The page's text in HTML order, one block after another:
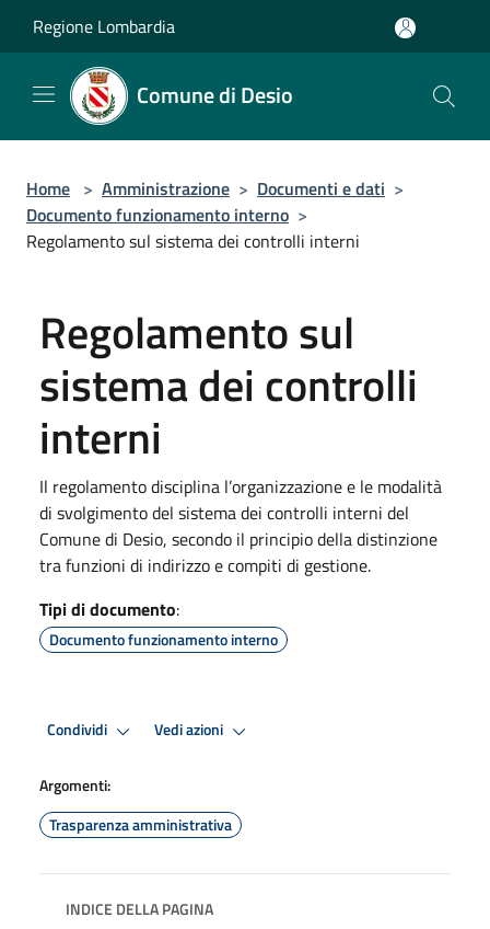
Regione Lombardia
Comune di Desio
Home > Amministrazione > Documenti e dati >
Documento funzionamento interno >
Regolamento sul sistema dei controlli interni
Regolamento sul
sistema dei controlli
interni
Il regolamento disciplina l’organizzazione e le modalità
di svolgimento del sistema dei controlli interni del
Comune di Desio, secondo il principio della distinzione
tra funzioni di indirizzo e compiti di gestione.
Tipi di documento:
Documento funzionamento interno
Condividi Vedi azioni
Argomenti:
Trasparenza amministrativa
INDICE DELLA PAGINA